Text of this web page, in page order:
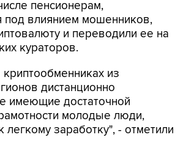
пенсионерам,
под влиянием мошенников,
и переводили ее на
кураторов.
из
дистанционно
имеющие достаточной
молодые люди,
легкому заработку", - отметили